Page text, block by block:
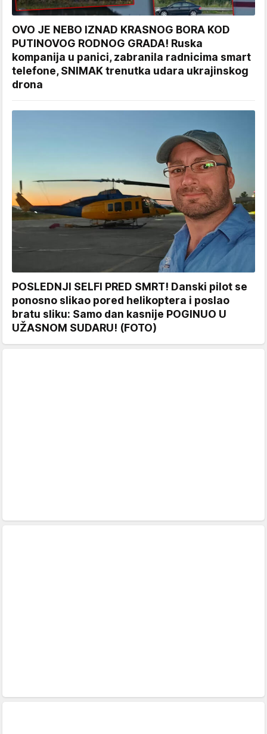
OVO JE NEBO IZNAD KRASNOG BORA KOD
PUTINOVOG RODNOG GRADA! Ruska
kompanija u panici, zabranila radnicima smart
telefone, SNIMAK trenutka udara ukrajinskog
drona
POSLEDNJI SELFI PRED SMRT! Danski pilot se
ponosno slikao pored helikoptera i poslao
bratu sliku: Samo dan kasnije POGINUO U
UŽASNOM SUDARU! (FOTO)